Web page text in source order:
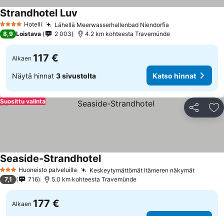
4 Tähtiluokitus
Hotelli Lähellä Meerwasserhallenbad Niendorfia
Strandhotel Luv
8,9 Loistava 2 003 4.2 km kohteesta Travemünde
Alkaen 117 €
Näytä hinnat 3 sivustolta Katso hinnat
Jaa
Suosittu valinta
3 Tähtiluokitus
Huoneisto palveluilla Keskeytymättömät Itämeren näkymät
Seaside-Strandhotel
7,1 716 5.0 km kohteesta Travemünde
Alkaen 177 €